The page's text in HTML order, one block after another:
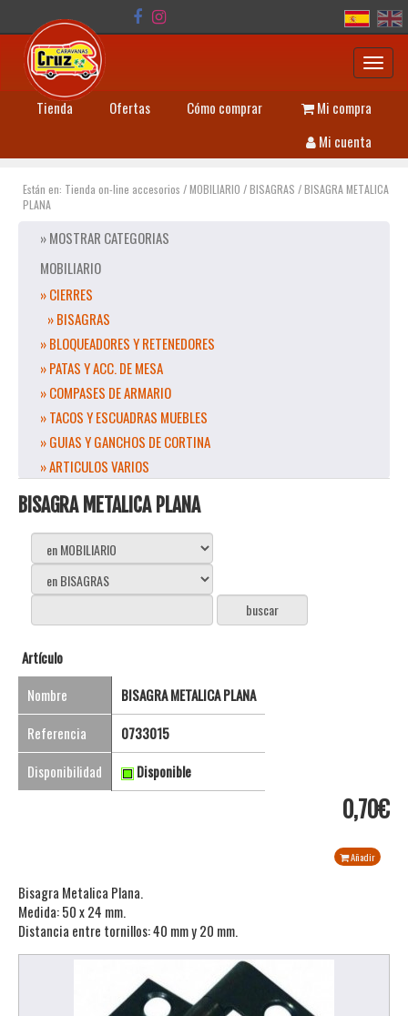
Tienda Ofertas Cómo comprar
Mi compra
Mi cuenta
Están en: Tienda on-line accesorios /MOBILIARIO /BISAGRAS /BISAGRA METALICA
PLANA
» MOSTRAR CATEGORIAS
MOBILIARIO
» CIERRES
» BISAGRAS
» BLOQUEADORES Y RETENEDORES
» PATAS Y ACC. DE MESA
» COMPASES DE ARMARIO
» TACOS Y ESCUADRAS MUEBLES
» GUIAS Y GANCHOS DE CORTINA
» ARTICULOS VARIOS
BISAGRA METALICA PLANA
Artículo
Nombre
BISAGRA METALICA PLANA
Referencia
0733015
Disponibilidad
Disponible
0,70€
Añadir
Bisagra Metalica Plana.
Medida: 50 x 24 mm.
Distancia entre tornillos: 40 mm y 20 mm.